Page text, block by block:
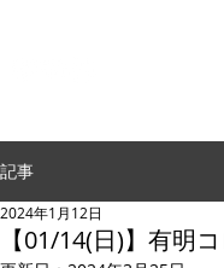
記事
【01/14(日)】有明
2024年1月12日